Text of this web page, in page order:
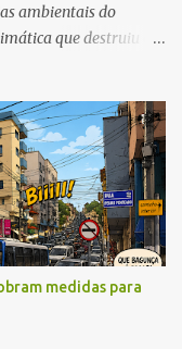
ambientais do
que destruiu o
permanente O Alto
de Preservação
no Código Florestal
com a função
a paisagem, a
a qualidade de
torres de
de uso
e uma rampa
medidas para